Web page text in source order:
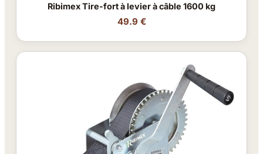
Ribimex Tire-fort à levier à câble 1600 kg
49.9 €